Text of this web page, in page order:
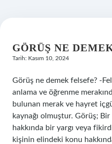
GÖRÜŞ NE
Tarih: Kasım 10, 2024
Görüş ne demek felsefe? -
anlama ve öğrenme
bulunan merak ve hayret
kaynağı olmuştur. Görüş;
hakkında bir yargı veya
kişinin elindeki konu